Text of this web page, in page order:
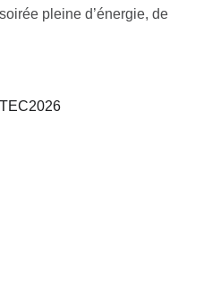
pleine d’énergie, de